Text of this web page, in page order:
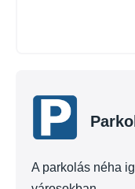
A parkolás néha